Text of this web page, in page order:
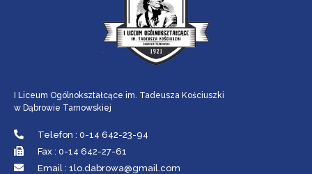
I Liceum Ogólnokształcące im. Tadeusza Kościuszki
w Dąbrowie Tarnowskiej
Telefon : 0-14 642-23-94
Fax : 0-14 642-27-61
Email : 1lo.dabrowa@gmail.com